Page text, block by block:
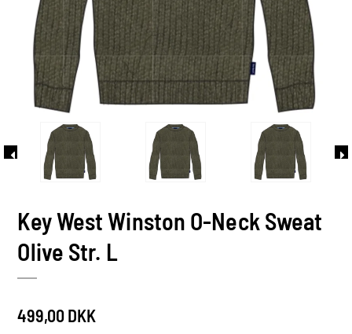
Key West Winston O-Neck Sweat
Olive Str. L
499,00 DKK